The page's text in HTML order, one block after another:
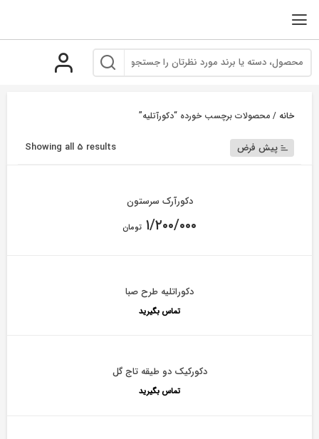
خانه / محصولات برچسب خورده “دکورآتلیه”
Showing all 5 results پیش فرض
دکورآرک سرستون
۱/۲۰۰/۰۰۰ تومان
دکوراتلیه طرح صبا
تماس بگیرید
دکورکیک دو طیقه تاج گل
تماس بگیرید